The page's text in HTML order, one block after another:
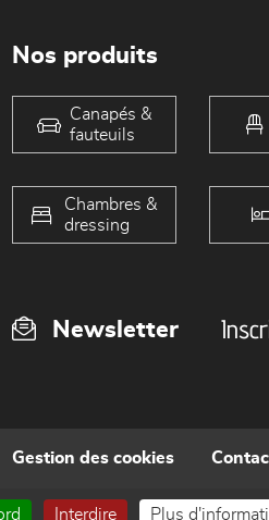
Nos produits
Canapés &
fauteuils
Chambres &
dressing
Newsletter
Gestion des cookies
Interdire Plus